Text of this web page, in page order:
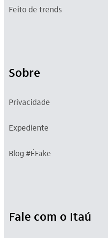
Feito de trends
Sobre
Privacidade
Expediente
Blog #ÉFake
Fale com o Itaú